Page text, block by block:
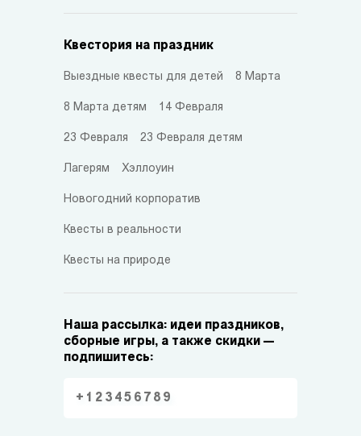
Квестория на праздник
Выездные квесты для детей 8 Марта
8 Марта детям 14 Февраля
23 Февраля 23 Февраля детям
Лагерям Хэллоуин
Новогодний корпоратив
Квесты в реальности
Квесты на природе
Наша рассылка: идеи праздников,
сборные игры, а также скидки —
подпишитесь: